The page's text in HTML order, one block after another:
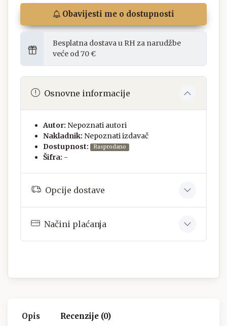
Obavijesti me o dostupnosti
Besplatna dostava u RH za narudžbe
veće od 70 €
Osnovne informacije
Autor: Nepoznati autori
Nakladnik: Nepoznati izdavač
Dostupnost:
Rasprodano
Šifra: -
Opcije dostave
Načini plaćanja
Opis Recenzije (0)